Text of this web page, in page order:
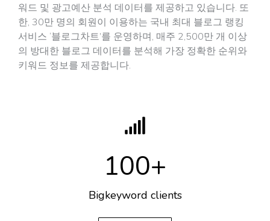
워드 및 광고예산 분석 데이터를 제공하고 있습니다. 또
한, 30만 명의 회원이 이용하는 국내 최대 블로그 랭킹
서비스 ‘블로그차트’를 운영하며, 매주 2,500만 개 이상
의 방대한 블로그 데이터를 분석해 가장 정확한 순위와
키워드 정보를 제공합니다.
100+
Bigkeyword clients​